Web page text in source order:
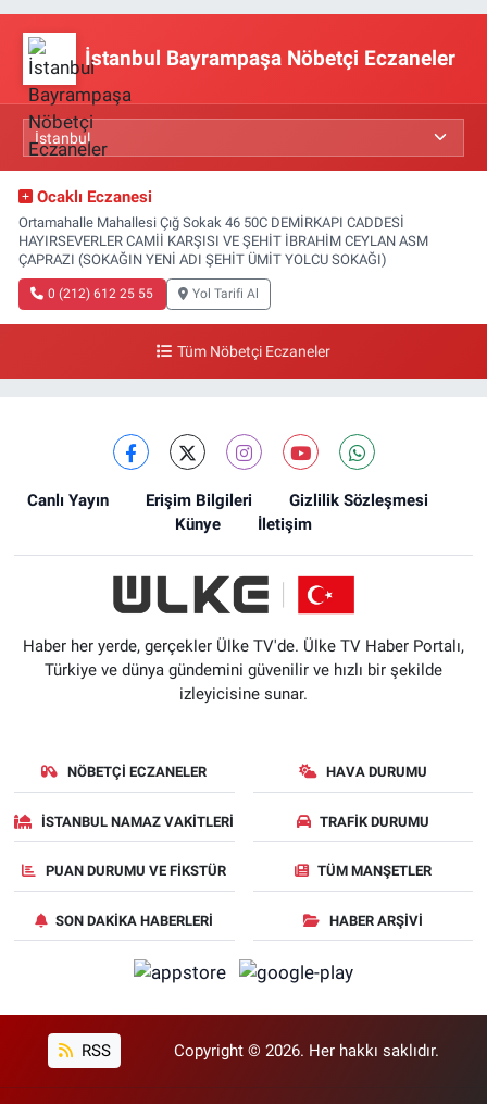
İstanbul Bayrampaşa Nöbetçi Eczaneler
Ocaklı Eczanesi
Ortamahalle Mahallesi Çığ Sokak 46 50C DEMİRKAPI CADDESİ
HAYIRSEVERLER CAMİİ KARŞISI VE ŞEHİT İBRAHİM CEYLAN ASM
ÇAPRAZI (SOKAĞIN YENİ ADI ŞEHİT ÜMİT YOLCU SOKAĞI)
0 (212) 612 25 55 Yol Tarifi Al
Tüm Nöbetçi Eczaneler
Canlı Yayın Erişim Bilgileri
Gizlilik Sözleşmesi
Künye
İletişim
Haber her yerde, gerçekler Ülke TV'de. Ülke TV Haber Portalı,
Türkiye ve dünya gündemini güvenilir ve hızlı bir şekilde
izleyicisine sunar.
NÖBETÇI ECZANELER HAVA DURUMU
İSTANBUL NAMAZ VAKITLERI TRAFIK DURUMU
PUAN DURUMU VE FIKSTÜR TÜM MANŞETLER
SON DAKIKA HABERLERI HABER ARŞIVI
RSS Copyright © 2026. Her hakkı saklıdır.